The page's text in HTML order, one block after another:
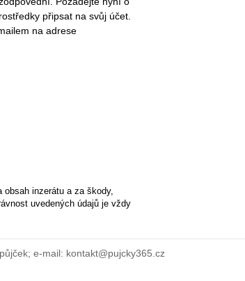
připsat na svůj účet.
na adrese
obsah inzerátu a za škody,
uvedených údajů je vždy
e-mail: kontakt@pujcky365.cz